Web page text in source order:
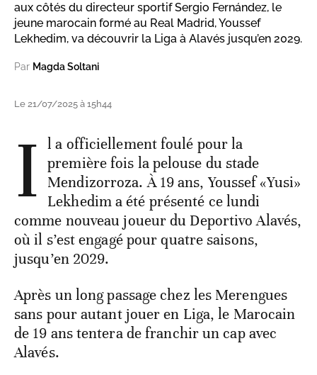
aux côtés du directeur sportif Sergio Fernández, le
jeune marocain formé au Real Madrid, Youssef
Lekhedim, va découvrir la Liga à Alavés jusqu’en 2029.
Par Magda Soltani
Le 21/07/2025 à 15h44
I l a officiellement foulé pour la
première fois la pelouse du stade
Mendizorroza. À 19 ans, Youssef «Yusi»
Lekhedim a été présenté ce lundi
comme nouveau joueur du Deportivo Alavés,
où il s’est engagé pour quatre saisons,
jusqu’en 2029.
Après un long passage chez les Merengues
sans pour autant jouer en Liga, le Marocain
de 19 ans tentera de franchir un cap avec
Alavés.